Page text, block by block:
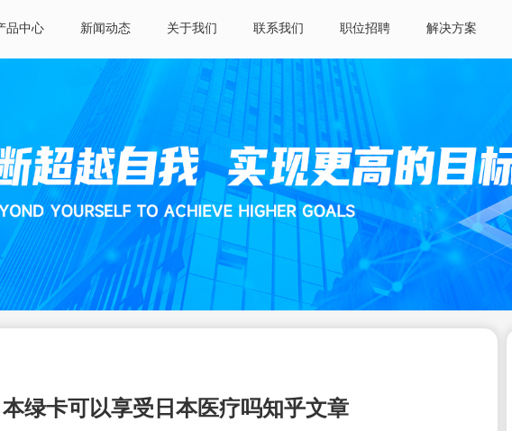
品中心 新闻动态 关于我们 联系我们 职位招聘 解决方案
绿卡可以享受日本医疗吗知乎文章